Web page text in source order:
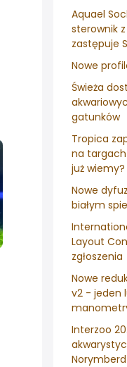
Aquael
sterownik
zastępuje
Nowe
Świeża
gatunków
Tropica
na
już wiemy?
Nowe
białym
Layout
zgłoszenia
Nowe
v2 - jeden
Interzoo